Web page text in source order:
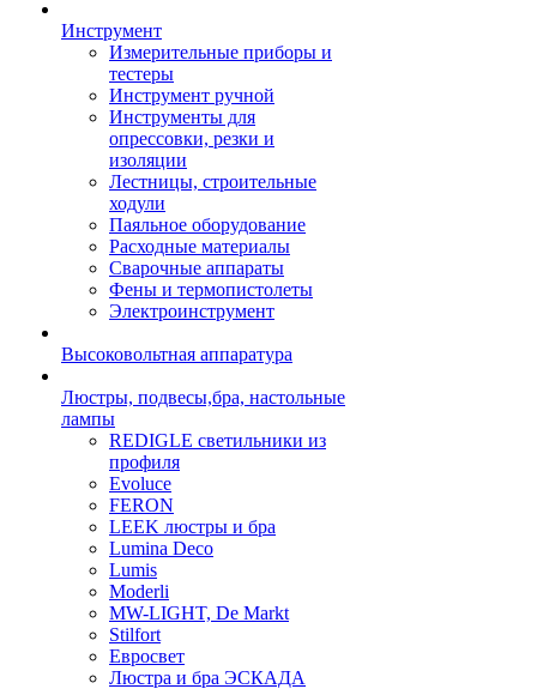
Инструмент
Измерительные приборы и
тестеры
Инструмент ручной
Инструменты для
опрессовки, резки и
изоляции
Лестницы, строительные
ходули
Паяльное оборудование
Расходные материалы
Сварочные аппараты
Фены и термопистолеты
Электроинструмент
Высоковольтная аппаратура
Люстры, подвесы,бра, настольные
лампы
REDIGLE светильники из
профиля
Evoluce
FERON
LEEK люстры и бра
Lumina Deco
Lumis
Moderli
MW-LIGHT, De Markt
Stilfort
Евросвет
Люстра и бра ЭСКАДА